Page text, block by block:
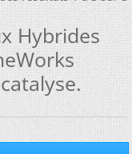
Hybrides